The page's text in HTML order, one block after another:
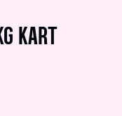
KART